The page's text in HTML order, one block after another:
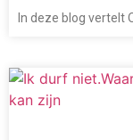
In deze blog vertelt